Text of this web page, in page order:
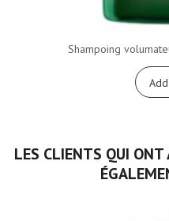
Shampoing
LES CLIENTS QUI ONT